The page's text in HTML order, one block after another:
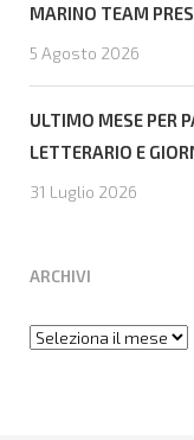
MARINO TEAM
5 Agosto 2026
ULTIMO MESE PER
LETTERARIO E
31 Luglio 2026
ARCHIVI
Archivi